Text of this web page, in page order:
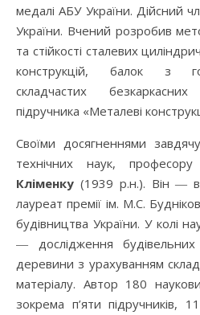
медалі АБУ України. Дійсний
України. Вчений розробив
та стійкості сталевих
конструкцій, балок з
складчастих
підручника «Металеві
Своїми досягненнями
технічних наук, професору
Кліменку (1939 р.н.). Він ―
лауреат премії ім. М.С.
будівництва України. У колі
― дослідження будівельних
деревини з урахуванням
матеріалу. Автор 180
зокрема п’яти підручників,